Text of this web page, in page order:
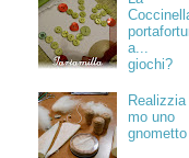
a...
giochi?
Realizzia
mo uno
gnometto